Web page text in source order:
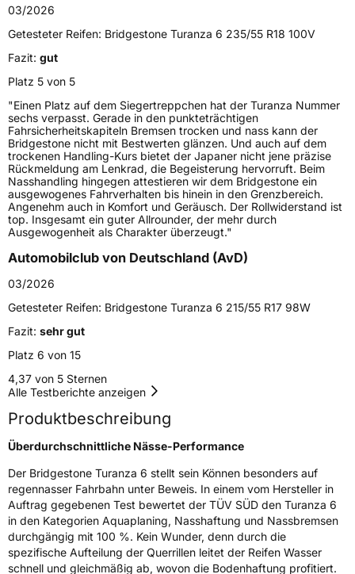
Verwendung
ModellnameTuranza 6
Fahrzeugart
Weitere Eigenschaften
SchlauchtypTL
ZustandNeureifen
ElektroJa
EU Label
NasshaftungA
Rollgeräusch (Klasse)
Rollgeräusch (dB)
3PMSF / Schneeflockensymbol / Alpine-SymbolNein
EPREL ID502309
Allgemeine Produktsicherheit (GPSR)
03/2026
Getesteter Reifen: Bridgestone Turanza 6 235/55 R18 100V
Fazit: gut
Platz 5 von 5
"Einen Platz auf dem Siegertreppchen hat der Turanza Nummer
sechs verpasst. Gerade in den punkteträchtigen
Fahrsicherheitskapiteln Bremsen trocken und nass kann der
Bridgestone nicht mit Bestwerten glänzen. Und auch auf dem
trockenen Handling-Kurs bietet der Japaner nicht jene präzise
Rückmeldung am Lenkrad, die Begeisterung hervorruft. Beim
Nasshandling hingegen attestieren wir dem Bridgestone ein
ausgewogenes Fahrverhalten bis hinein in den Grenzbereich.
Angenehm auch in Komfort und Geräusch. Der Rollwiderstand ist
top. Insgesamt ein guter Allrounder, der mehr durch
Ausgewogenheit als Charakter überzeugt."
Automobilclub von Deutschland (AvD)
03/2026
Getesteter Reifen: Bridgestone Turanza 6 215/55 R17 98W
Fazit: sehr gut
Platz 6 von 15
4,37 von 5 Sternen
Alle Testberichte anzeigen
Produktbeschreibung
Überdurchschnittliche Nässe-Performance
Der Bridgestone Turanza 6 stellt sein Können besonders auf
regennasser Fahrbahn unter Beweis. In einem vom Hersteller in
Auftrag gegebenen Test bewertet der TÜV SÜD den Turanza 6
in den Kategorien Aquaplaning, Nasshaftung und Nassbremsen
durchgängig mit 100 %. Kein Wunder, denn durch die
spezifische Aufteilung der Querrillen leitet der Reifen Wasser
schnell und gleichmäßig ab, wovon die Bodenhaftung profitiert.